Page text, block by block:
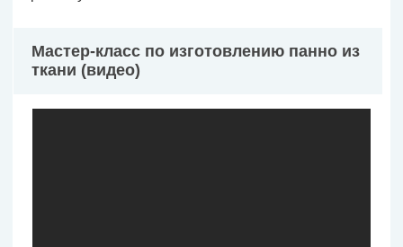
Мастер-класс по изготовлению панно из
ткани (видео)